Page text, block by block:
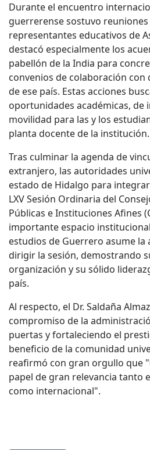
Durante el encuentro
guerrerense sostuvo
representantes educativos de
destacó especialmente los
pabellón de la India para
convenios de colaboración con
de ese país. Estas acciones
oportunidades académicas, de
movilidad para las y los
planta docente de la institución.
Tras culminar la agenda de
extranjero, las autoridades
estado de Hidalgo para
LXV Sesión Ordinaria del
Públicas e Instituciones Afines
importante espacio
estudios de Guerrero asume
dirigir la sesión, demostrando
organización y su sólido
país.
Al respecto, el Dr. Saldaña
compromiso de la
puertas y fortaleciendo el
beneficio de la comunidad
reafirmó con gran orgullo que
papel de gran relevancia tanto
como internacional".